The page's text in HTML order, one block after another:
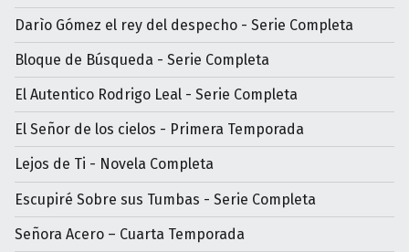
Darìo Gómez el rey del despecho - Serie Completa
Bloque de Búsqueda - Serie Completa
El Autentico Rodrigo Leal - Serie Completa
El Señor de los cielos - Primera Temporada
Lejos de Ti - Novela Completa
Escupiré Sobre sus Tumbas - Serie Completa
Señora Acero – Cuarta Temporada